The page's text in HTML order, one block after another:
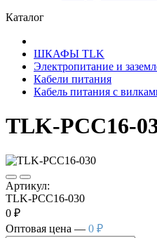
Каталог
ШКАФЫ TLK
Электропитание и
Кабели питания
Кабель питания с
TLK-PCC16-
Артикул:
TLK-PCC16-030
0 ₽
Оптовая цена — 0 ₽